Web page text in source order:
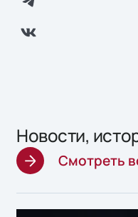
Новости,
Смотреть